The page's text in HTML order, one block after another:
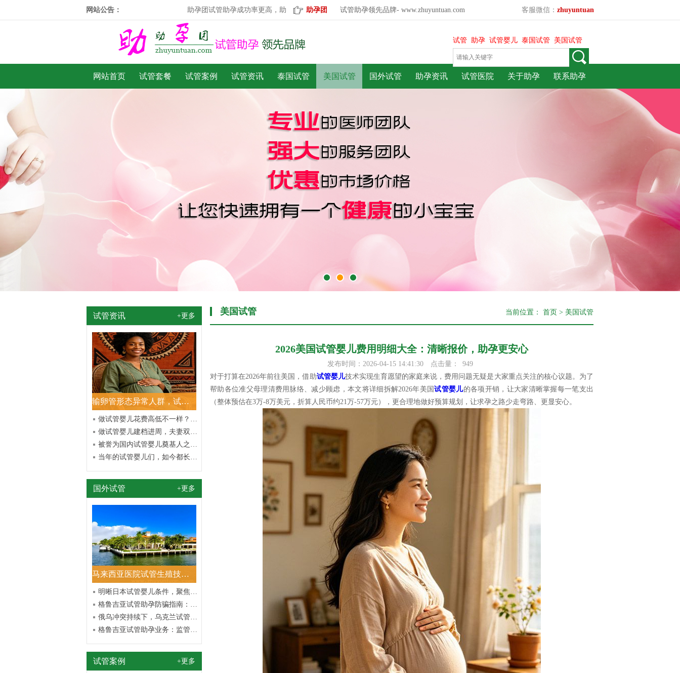
网站公告： 助孕团试管助孕成功率更高，助孕服务更有保障！已为505500个家庭实现愿望！ 客服微信： zhuyuntuan
助孕团 试管助孕领先品牌- www.zhuyuntuan.com
试管 助孕 试管婴儿 泰国试管 美国试管
网站首页 试管套餐 试管案例 试管资讯 泰国试管 美国试管 国外试管 助孕资讯 试管医院 关于助孕 联系助孕
试管资讯 +更多
输卵管形态异常人群，试管助孕受孕几率究竟怎么样？
做试管婴儿花费高低不一样？这几项关键决定费用多少
做试管婴儿建档进周，夫妻双方必备材料及基础条件清单
被誉为国内试管婴儿奠基人之名师者 高龄辞世享年 95 岁
当年的试管婴儿们，如今都长成了这样
国外试管 +更多
马来西亚医院试管生殖技术的较新进展与研究
明晰日本试管婴儿条件，聚焦成功受孕与健康保障
格鲁吉亚试管助孕防骗指南：识破经典骗局，守护求子之路
俄乌冲突持续下，乌克兰试管助孕生娃梦想坚守者的不凡征程
格鲁吉亚试管助孕业务：监管加强引发的波澜与思考
试管案例 +更多
美国试管 当前位置： 首页 > 美国试管
2026美国试管婴儿费用明细大全：清晰报价，助孕更安心
发布时间：2026-04-15 14:41:30 点击量：
949
对于打算在2026年前往美国，借助试管婴儿技术实现生育愿望的家庭来说，费用问题无疑是大家重点关注的核心议题。为了
帮助各位准父母理清费用脉络、减少顾虑，本文将详细拆解2026年美国试管婴儿的各项开销，让大家清晰掌握每一笔支出
（整体预估在3万-8万美元，折算人民币约21万-57万元），更合理地做好预算规划，让求孕之路少走弯路、更显安心。